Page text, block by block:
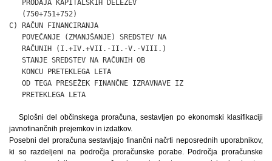
Splošni del občinskega proračuna, sestavljen po ekonomski klasifikaciji
javnofinančnih prejemkov in izdatkov.
Posebni del proračuna sestavljajo finančni načrti neposrednih uporabnikov,
ki so razdeljeni na področja proračunske porabe. Področja proračunske